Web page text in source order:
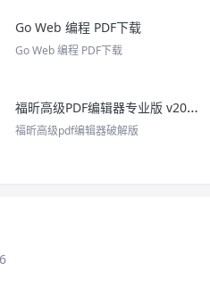
Go Web 编程 PDF下载
Go Web 编程 PDF下载
福昕高级PDF编辑器专业版 v2025 中文激活版
福昕高级pdf编辑器破解版